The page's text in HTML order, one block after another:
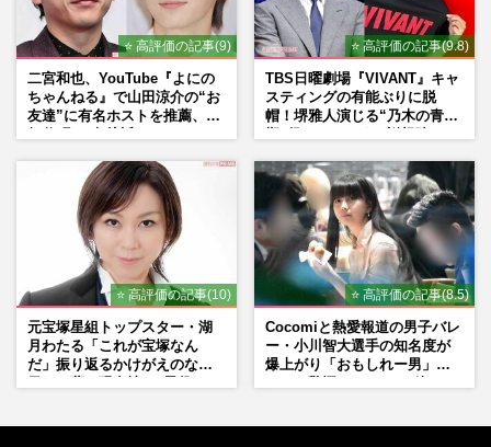
⭐ 高評価の記事(9)
二宮和也、YouTube『よにの
ちゃんねる』で山田涼介の“お
友達”に有名ホストを推薦、歌
⭐ 高評価の記事(9.8)
TBS日曜劇場『VIVANT』キャ
スティングの有能ぶりに脱
帽！堺雅人演じる“乃木の青年
マン長男・櫻井海音だった
⭐ 高評価の記事(10)
元宝塚星組トップスター・湖
月わたる「これが宝塚なん
だ」振り返るかけがえのない
⭐ 高評価の記事(8.5)
Cocomiと熱愛報道の男子バレ
ー・小川智大選手の知名度が
爆上がり「おもしれー男」フ